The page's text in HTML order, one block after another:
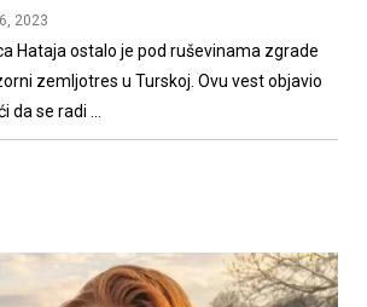
2023
Hataja ostalo je pod ruševinama zgrade
zemljotres u Turskoj. Ovu vest objavio
da se radi ...